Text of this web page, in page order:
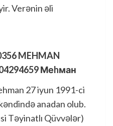
Verənin əli
MEHMAN
Меhман
27 iyun 1991-ci
anadan olub.
Təyinatlı Qüvvələr)